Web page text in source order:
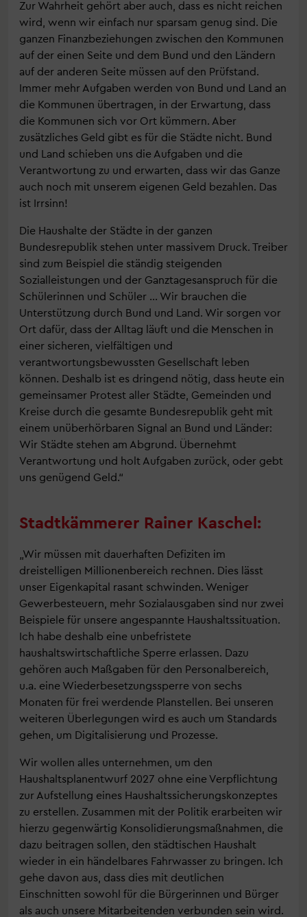
Zur Wahrheit gehört aber auch, dass es nicht reichen
wird, wenn wir einfach nur sparsam genug sind. Die
ganzen Finanzbeziehungen zwischen den Kommunen
auf der einen Seite und dem Bund und den Ländern
auf der anderen Seite müssen auf den Prüfstand.
Immer mehr Aufgaben werden von Bund und Land an
die Kommunen übertragen, in der Erwartung, dass
die Kommunen sich vor Ort kümmern. Aber
zusätzliches Geld gibt es für die Städte nicht. Bund
und Land schieben uns die Aufgaben und die
Verantwortung zu und erwarten, dass wir das Ganze
auch noch mit unserem eigenen Geld bezahlen. Das
ist Irrsinn!
Die Haushalte der Städte in der ganzen
Bundesrepublik stehen unter massivem Druck. Treiber
sind zum Beispiel die ständig steigenden
Sozialleistungen und der Ganztagesanspruch für die
Schülerinnen und Schüler ... Wir brauchen die
Unterstützung durch Bund und Land. Wir sorgen vor
Ort dafür, dass der Alltag läuft und die Menschen in
einer sicheren, vielfältigen und
verantwortungsbewussten Gesellschaft leben
können. Deshalb ist es dringend nötig, dass heute ein
gemeinsamer Protest aller Städte, Gemeinden und
Kreise durch die gesamte Bundesrepublik geht mit
einem unüberhörbaren Signal an Bund und Länder:
Wir Städte stehen am Abgrund. Übernehmt
Verantwortung und holt Aufgaben zurück, oder gebt
uns genügend Geld.“
Stadtkämmerer Rainer Kaschel:
„Wir müssen mit dauerhaften Defiziten im
dreistelligen Millionenbereich rechnen. Dies lässt
unser Eigenkapital rasant schwinden. Weniger
Gewerbesteuern, mehr Sozialausgaben sind nur zwei
Beispiele für unsere angespannte Haushaltssituation.
Ich habe deshalb eine unbefristete
haushaltswirtschaftliche Sperre erlassen. Dazu
gehören auch Maßgaben für den Personalbereich,
u.a. eine Wiederbesetzungssperre von sechs
Monaten für frei werdende Planstellen. Bei unseren
weiteren Überlegungen wird es auch um Standards
gehen, um Digitalisierung und Prozesse.
Wir wollen alles unternehmen, um den
Haushaltsplanentwurf 2027 ohne eine Verpflichtung
zur Aufstellung eines Haushaltssicherungskonzeptes
zu erstellen. Zusammen mit der Politik erarbeiten wir
hierzu gegenwärtig Konsolidierungsmaßnahmen, die
dazu beitragen sollen, den städtischen Haushalt
wieder in ein händelbares Fahrwasser zu bringen. Ich
gehe davon aus, dass dies mit deutlichen
Einschnitten sowohl für die Bürgerinnen und Bürger
als auch unsere Mitarbeitenden verbunden sein wird.